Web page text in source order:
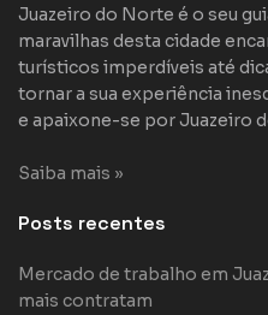
Juazeiro do Norte é o seu
maravilhas desta cidade
turísticos imperdíveis até
tornar a sua experiência
e apaixone-se por Juazeiro
Saiba mais »
Posts recentes
Mercado de trabalho em
mais contratam